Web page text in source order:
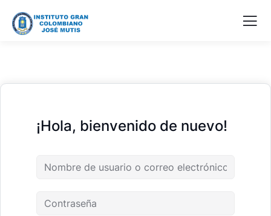
¡Hola, bienvenido de nuevo!